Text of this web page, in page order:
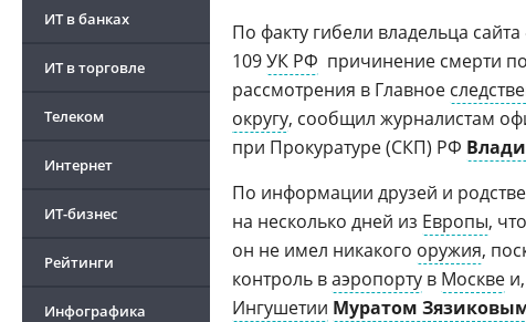
ИТ в банках
ИТ в торговле
Телеком
Интернет
ИТ-бизнес
Рейтинги
Инфографика
По факту гибели владельца
109УК РФ  причинение смерти
рассмотрения в Главное
округу, сообщил журналистам
при Прокуратуре (СКП) РФ
По информации друзей и
на несколько дней из Европы,
он не имел никакого оружия,
контроль ваэропорту в Москве
Ингушетии Муратом